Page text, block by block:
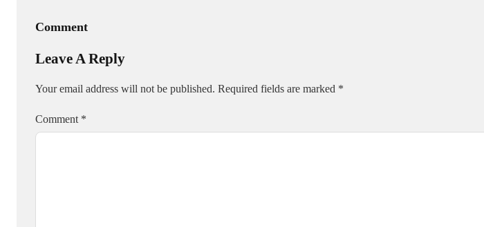
Comment
Leave A Reply
Your email address will not be published. Required fields are marked *
Comment *